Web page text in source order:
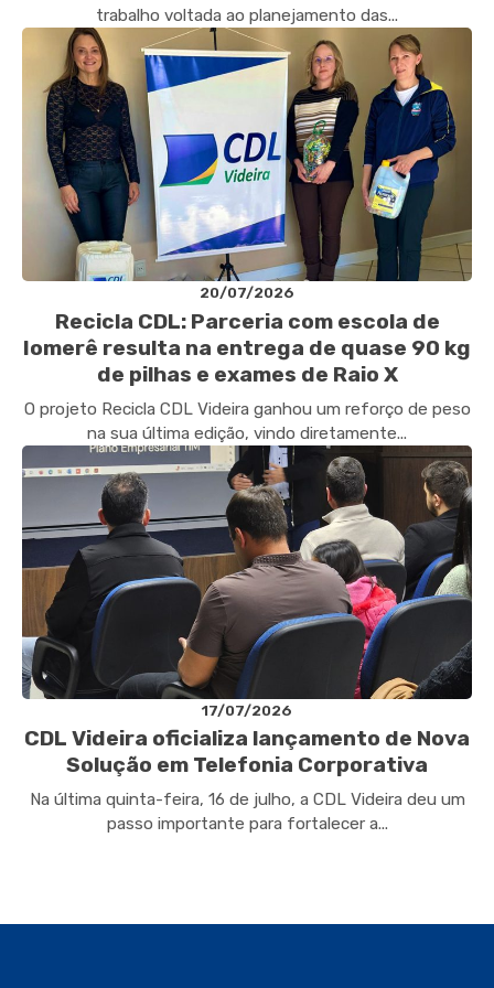
trabalho voltada ao planejamento das...
20/07/2026
Recicla CDL: Parceria com escola de
Iomerê resulta na entrega de quase 90 kg
de pilhas e exames de Raio X
O projeto Recicla CDL Videira ganhou um reforço de peso
na sua última edição, vindo diretamente...
17/07/2026
CDL Videira oficializa lançamento de Nova
Solução em Telefonia Corporativa
Na última quinta-feira, 16 de julho, a CDL Videira deu um
passo importante para fortalecer a...